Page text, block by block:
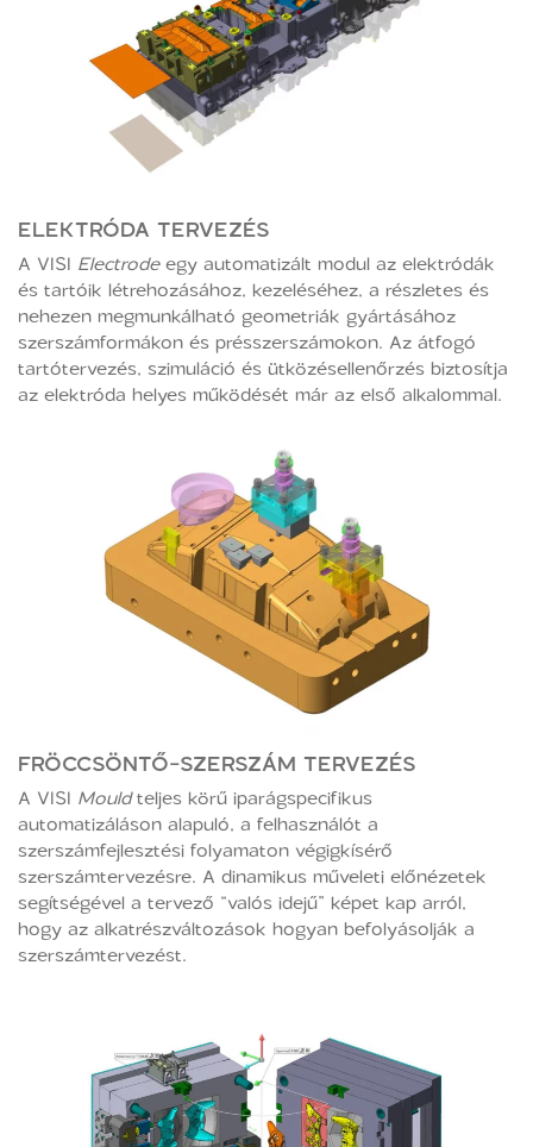
ELEKTRÓDA TERVEZÉS
A VISI Electrodeegy automatizált modul az elektródák
és tartóik létrehozásához, kezeléséhez, a részletes és
nehezen megmunkálható geometriák gyártásához
szerszámformákon és présszerszámokon. Az átfogó
tartótervezés, szimuláció és ütközésellenőrzés biztosítja
az elektróda helyes működését már az első alkalommal.
FRÖCCSÖNTŐ-SZERSZÁM TERVEZÉS
A VISI Mouldteljes körű iparágspecifikus
automatizáláson alapuló, a felhasználót a
szerszámfejlesztési folyamaton végigkísérő
szerszámtervezésre. A dinamikus műveleti előnézetek
segítségével a tervező “valós idejű” képet kap arról,
hogy az alkatrészváltozások hogyan befolyásolják a
szerszámtervezést.